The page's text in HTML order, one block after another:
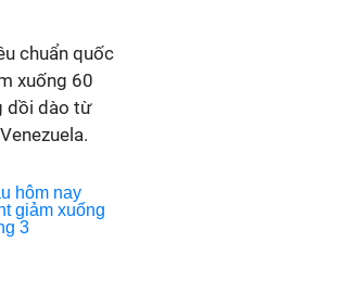
chuẩn quốc
xuống 60
dồi dào từ